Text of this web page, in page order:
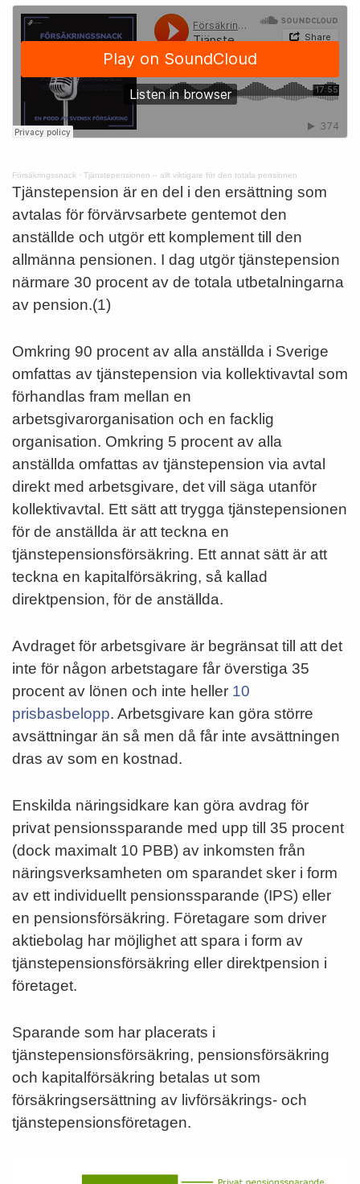
Försäkringssnack · Tjänstepensionen – allt viktigare för den totala pensionen
Tjänstepension är en del i den ersättning som
avtalas för förvärvsarbete gentemot den
anställde och utgör ett komplement till den
allmänna pensionen. I dag utgör tjänstepension
närmare 30 procent av de totala utbetalningarna
av pension.(1)
Omkring 90 procent av alla anställda i Sverige
omfattas av tjänstepension via kollektivavtal som
förhandlas fram mellan en
arbetsgivarorganisation och en facklig
organisation. Omkring 5 procent av alla
anställda omfattas av tjänstepension via avtal
direkt med arbetsgivare, det vill säga utanför
kollektivavtal. Ett sätt att trygga tjänstepensionen
för de anställda är att teckna en
tjänstepensionsförsäkring. Ett annat sätt är att
teckna en kapitalförsäkring, så kallad
direktpension, för de anställda.
Avdraget för arbetsgivare är begränsat till att det
inte för någon arbetstagare får överstiga 35
procent av lönen och inte heller 10
prisbasbelopp. Arbetsgivare kan göra större
avsättningar än så men då får inte avsättningen
dras av som en kostnad.
Enskilda näringsidkare kan göra avdrag för
privat pensionssparande med upp till 35 procent
(dock maximalt 10 PBB) av inkomsten från
näringsverksamheten om sparandet sker i form
av ett individuellt pensionssparande (IPS) eller
en pensionsförsäkring. Företagare som driver
aktiebolag har möjlighet att spara i form av
tjänstepensionsförsäkring eller direktpension i
företaget.
Sparande som har placerats i
tjänstepensionsförsäkring, pensionsförsäkring
och kapitalförsäkring betalas ut som
försäkringsersättning av livförsäkrings- och
tjänstepensionsföretagen.